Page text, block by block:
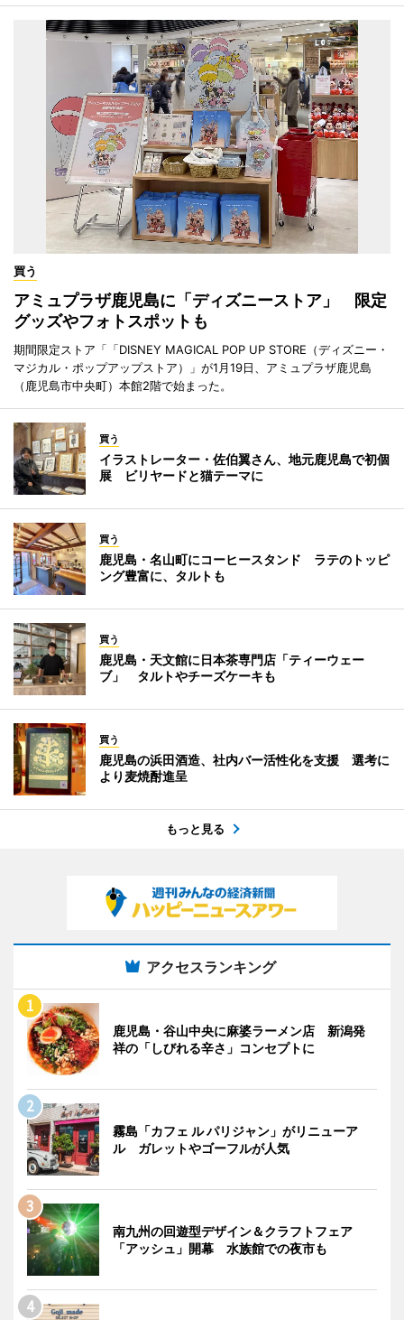
買う
アミュプラザ鹿児島に「ディズニーストア」 限定
グッズやフォトスポットも
期間限定ストア「「DISNEY MAGICAL POP UP STORE（ディズニー・
マジカル・ポップアップストア）」が1月19日、アミュプラザ鹿児島
（鹿児島市中央町）本館2階で始まった。
買う
イラストレーター・佐伯翼さん、地元鹿児島で初個
展 ビリヤードと猫テーマに
買う
鹿児島・名山町にコーヒースタンド ラテのトッピ
ング豊富に、タルトも
買う
鹿児島・天文館に日本茶専門店「ティーウェー
ブ」 タルトやチーズケーキも
買う
鹿児島の浜田酒造、社内バー活性化を支援 選考に
より麦焼酎進呈
もっと見る
アクセスランキング
鹿児島・谷山中央に麻婆ラーメン店 新潟発
祥の「しびれる辛さ」コンセプトに
霧島「カフェ ル パリジャン」がリニューア
ル ガレットやゴーフルが人気
南九州の回遊型デザイン＆クラフトフェア
「アッシュ」開幕 水族館での夜市も